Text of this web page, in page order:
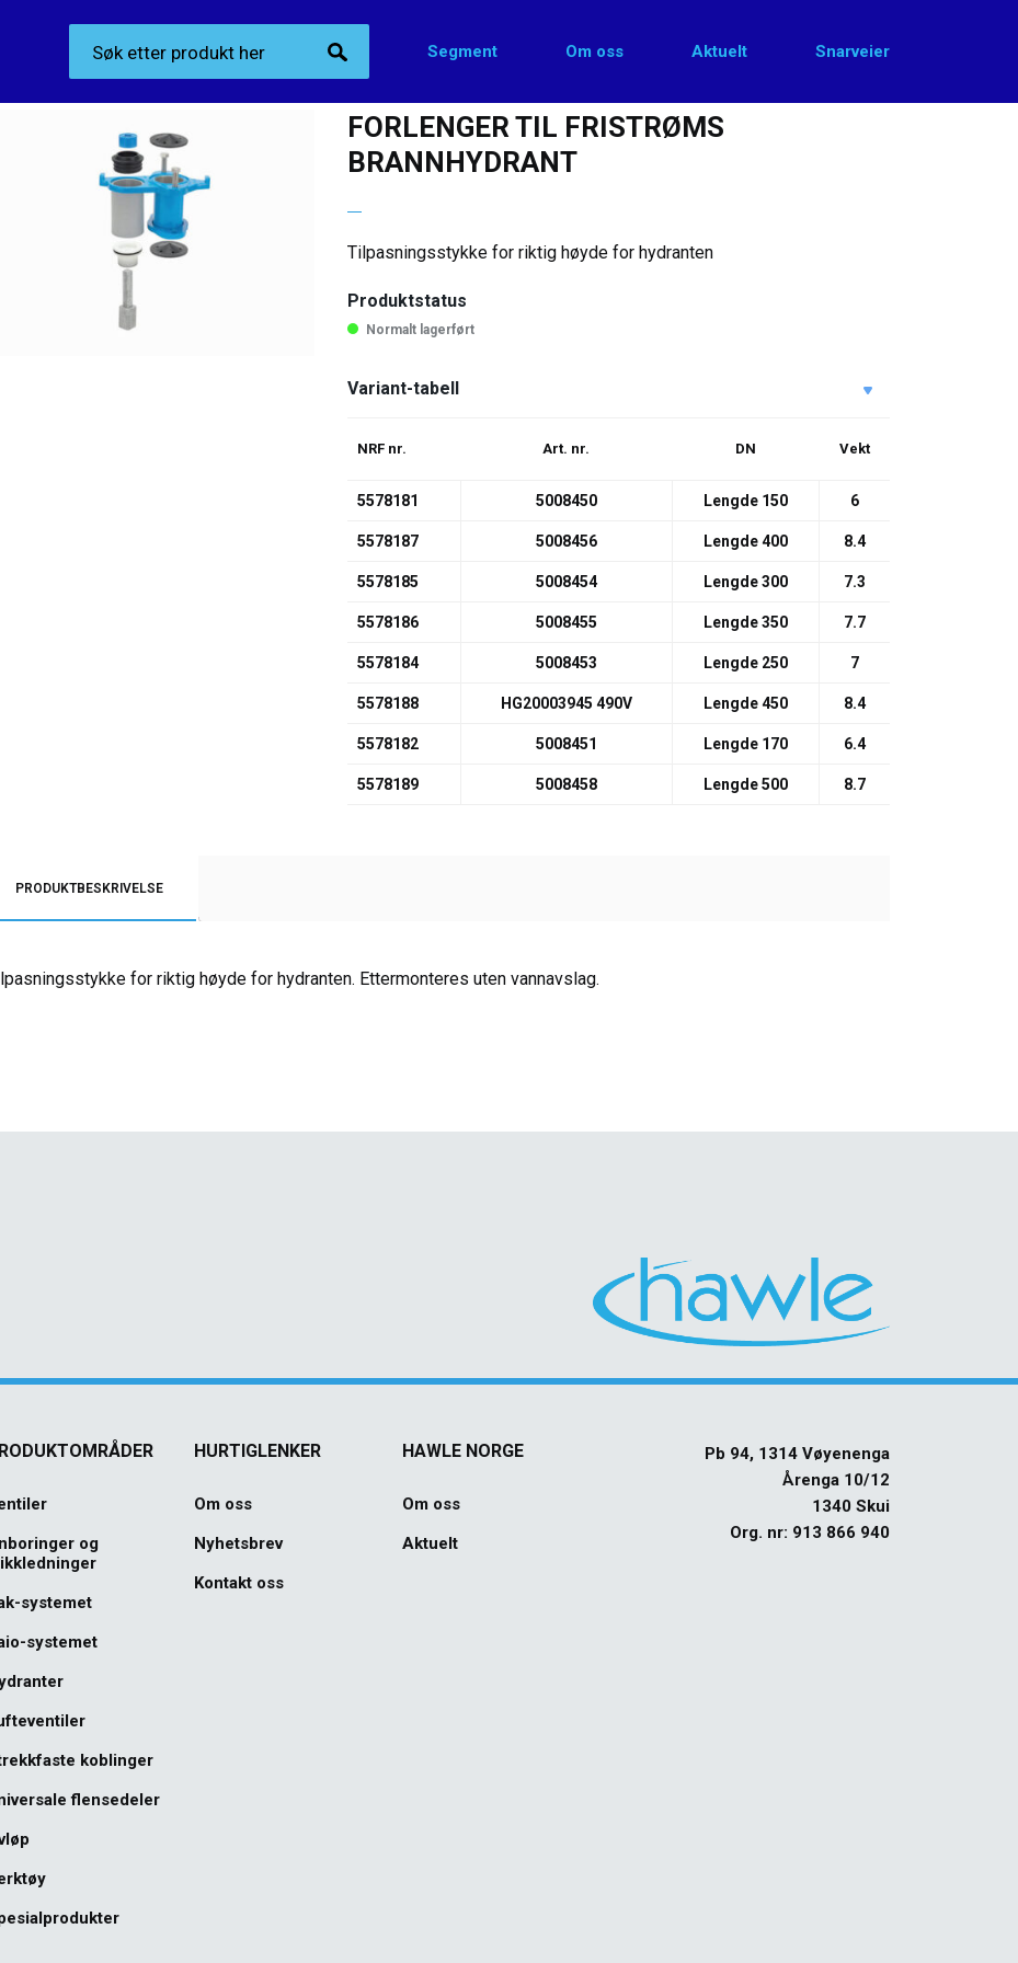
Segment Om oss Aktuelt Snarveier
Produktkategorier> Hydrant-tilbehør Forlenger til fristrøms brannhydrant
FORLENGER TIL FRISTRØMS
BRANNHYDRANT
Tilpasningsstykke for riktig høyde for hydranten
Produktstatus
Normalt lagerført
Variant-tabell
NRF nr. Art. nr. DN Vekt
5578181 5008450 Lengde 150 6
5578187 5008456 Lengde 400 8.4
5578185 5008454 Lengde 300 7.3
5578186 5008455 Lengde 350 7.7
5578184 5008453 Lengde 250 7
5578188 HG20003945 490V Lengde 450 8.4
5578182 5008451 Lengde 170 6.4
5578189 5008458 Lengde 500 8.7
PRODUKTBESKRIVELSE
for riktig høyde for hydranten. Ettermonteres uten vannavslag.
og
systemet
systemet
koblinger
flensedeler
HURTIGLENKER
Om oss
Nyhetsbrev
Kontakt oss
HAWLE NORGE
Om oss
Aktuelt
Pb 94, 1314 Vøyenenga
Årenga 10/12
1340 Skui
Org. nr: 913 866 940